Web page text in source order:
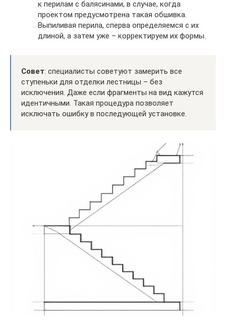
к перилам с балясинами, в случае, когда
проектом предусмотрена такая обшивка.
Выпиливая перила, сперва определяемся с их
длиной, а затем уже – корректируем их формы.
Совет: специалисты советуют замерить все
ступеньки для отделки лестницы – без
исключения. Даже если фрагменты на вид кажутся
идентичными. Такая процедура позволяет
исключать ошибку в последующей установке.